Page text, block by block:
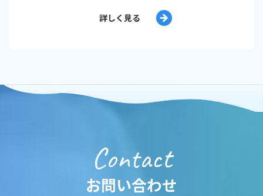
詳しく見る
Contact
お問い合わせ